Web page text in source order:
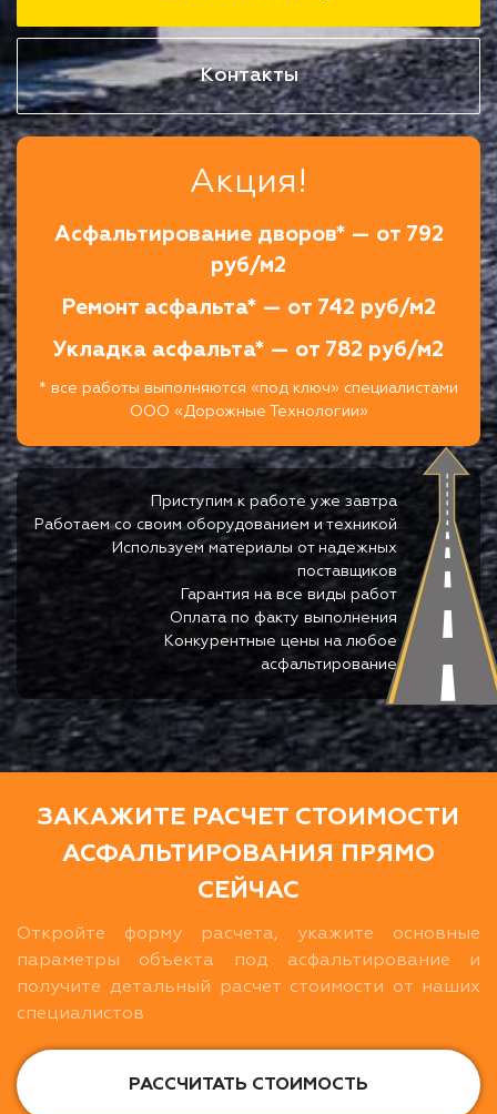
Контакты
Акция!
Асфальтирование дворов* — от 792
руб/м2
Ремонт асфальта* — от 742 руб/м2
Укладка асфальта* — от 782 руб/м2
* все работы выполняются «под ключ» специалистами
ООО «Дорожные Технологии»
Приступим к работе уже завтра
Работаем со своим оборудованием и техникой
Используем материалы от надежных
поставщиков
Гарантия на все виды работ
Оплата по факту выполнения
Конкурентные цены на любое
асфальтирование
ЗАКАЖИТЕ РАСЧЕТ СТОИМОСТИ
АСФАЛЬТИРОВАНИЯ ПРЯМО
СЕЙЧАС
Откройте форму расчета, укажите основные
параметры объекта под асфальтирование и
получите детальный расчет стоимости от наших
специалистов
РАССЧИТАТЬ СТОИМОСТЬ